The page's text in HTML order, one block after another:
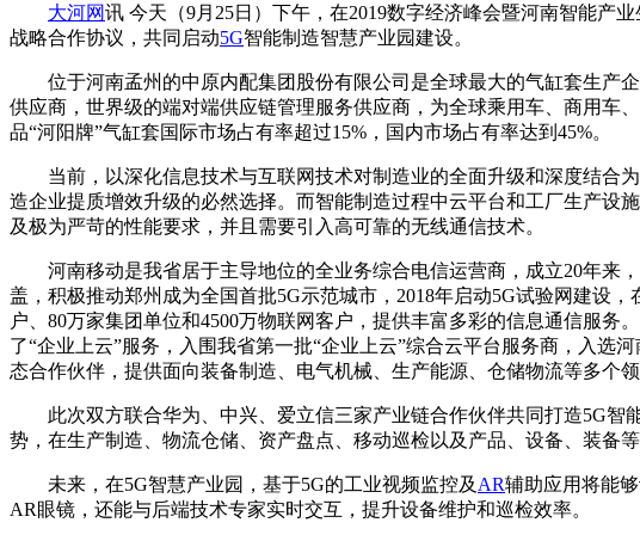
大河网讯 今天（9月25日）下午，在2019数字经济峰会暨河南智能产
战略合作协议，共同启动5G智能制造智慧产业园建设。
位于河南孟州的中原内配集团股份有限公司是全球最大的气缸套生产企
供应商，世界级的端对端供应链管理服务供应商，为全球乘用车、商用车
品“河阳牌”气缸套国际市场占有率超过15%，国内市场占有率达到45%。
当前，以深化信息技术与互联网技术对制造业的全面升级和深度结合为
造企业提质增效升级的必然选择。而智能制造过程中云平台和工厂生产设
及极为严苛的性能要求，并且需要引入高可靠的无线通信技术。
河南移动是我省居于主导地位的全业务综合电信运营商，成立20年来
盖，积极推动郑州成为全国首批5G示范城市，2018年启动5G试验网建设
户、80万家集团单位和4500万物联网客户，提供丰富多彩的信息通信服
了“企业上云”服务，入围我省第一批“企业上云”综合云平台服务商，入选
态合作伙伴，提供面向装备制造、电气机械、生产能源、仓储物流等多个
此次双方联合华为、中兴、爱立信三家产业链合作伙伴共同打造5G智
势，在生产制造、物流仓储、资产盘点、移动巡检以及产品、设备、装备
未来，在5G智慧产业园，基于5G的工业视频监控及 AR辅助应用将能
AR眼镜，还能与后端技术专家实时交互，提升设备维护和巡检效率。